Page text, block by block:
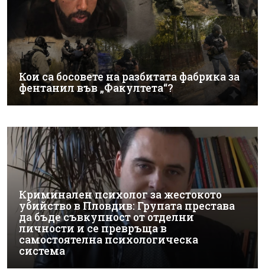
Кои са босовете на разбитата фабрика за
фентанил във „Факултета“?
Криминален психолог за жестокото
убийство в Пловдив: Групата престава
да бъде съвкупност от отделни
личности и се превръща в
самостоятелна психологическа
система